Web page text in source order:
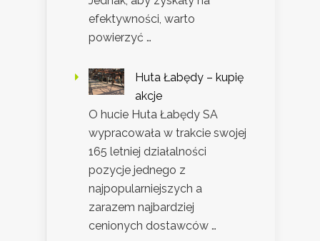
efektywności, warto
powierzyć …
Huta Łabędy – kupię
akcje
O hucie Huta Łabędy SA
wypracowała w trakcie swojej
165 letniej działalności
pozycje jednego z
najpopularniejszych a
zarazem najbardziej
cenionych dostawców …